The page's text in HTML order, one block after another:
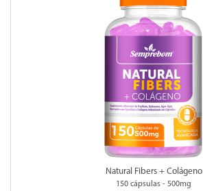
Natural Fibers + Colágeno
150 cápsulas - 500mg